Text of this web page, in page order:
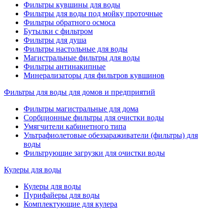
Фильтры кувшины для воды
Фильтры для воды под мойку проточные
Фильтры обратного осмоса
Бутылки с фильтром
Фильтры для душа
Фильтры настольные для воды
Магистральные фильтры для воды
Фильтры антинакипные
Минерализаторы для фильтров кувшинов
Фильтры для воды для домов и предприятий
Фильтры магистральные для дома
Сорбционные фильтры для очистки воды
Умягчители кабинетного типа
Ультрафиолетовые обеззараживатели (фильтры) для
воды
Фильтрующие загрузки для очистки воды
Кулеры для воды
Кулеры для воды
Пурифайеры для воды
Комплектующие для кулера